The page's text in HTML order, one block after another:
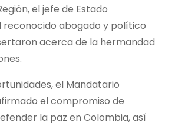
el jefe de Estado
reconocido abogado y político
acerca de la hermandad
el Mandatario
el compromiso de
la paz en Colombia, así